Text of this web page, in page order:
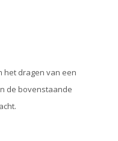
het dragen van een
de bovenstaande